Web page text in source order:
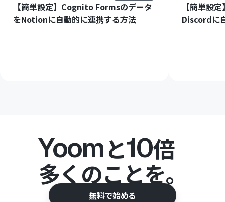
【簡単設定】Cognito Formsのデータ
をNotionに自動的に連携する方法
【簡単設
Discordに
Yoomと10倍
多くのことを。
無料で始める